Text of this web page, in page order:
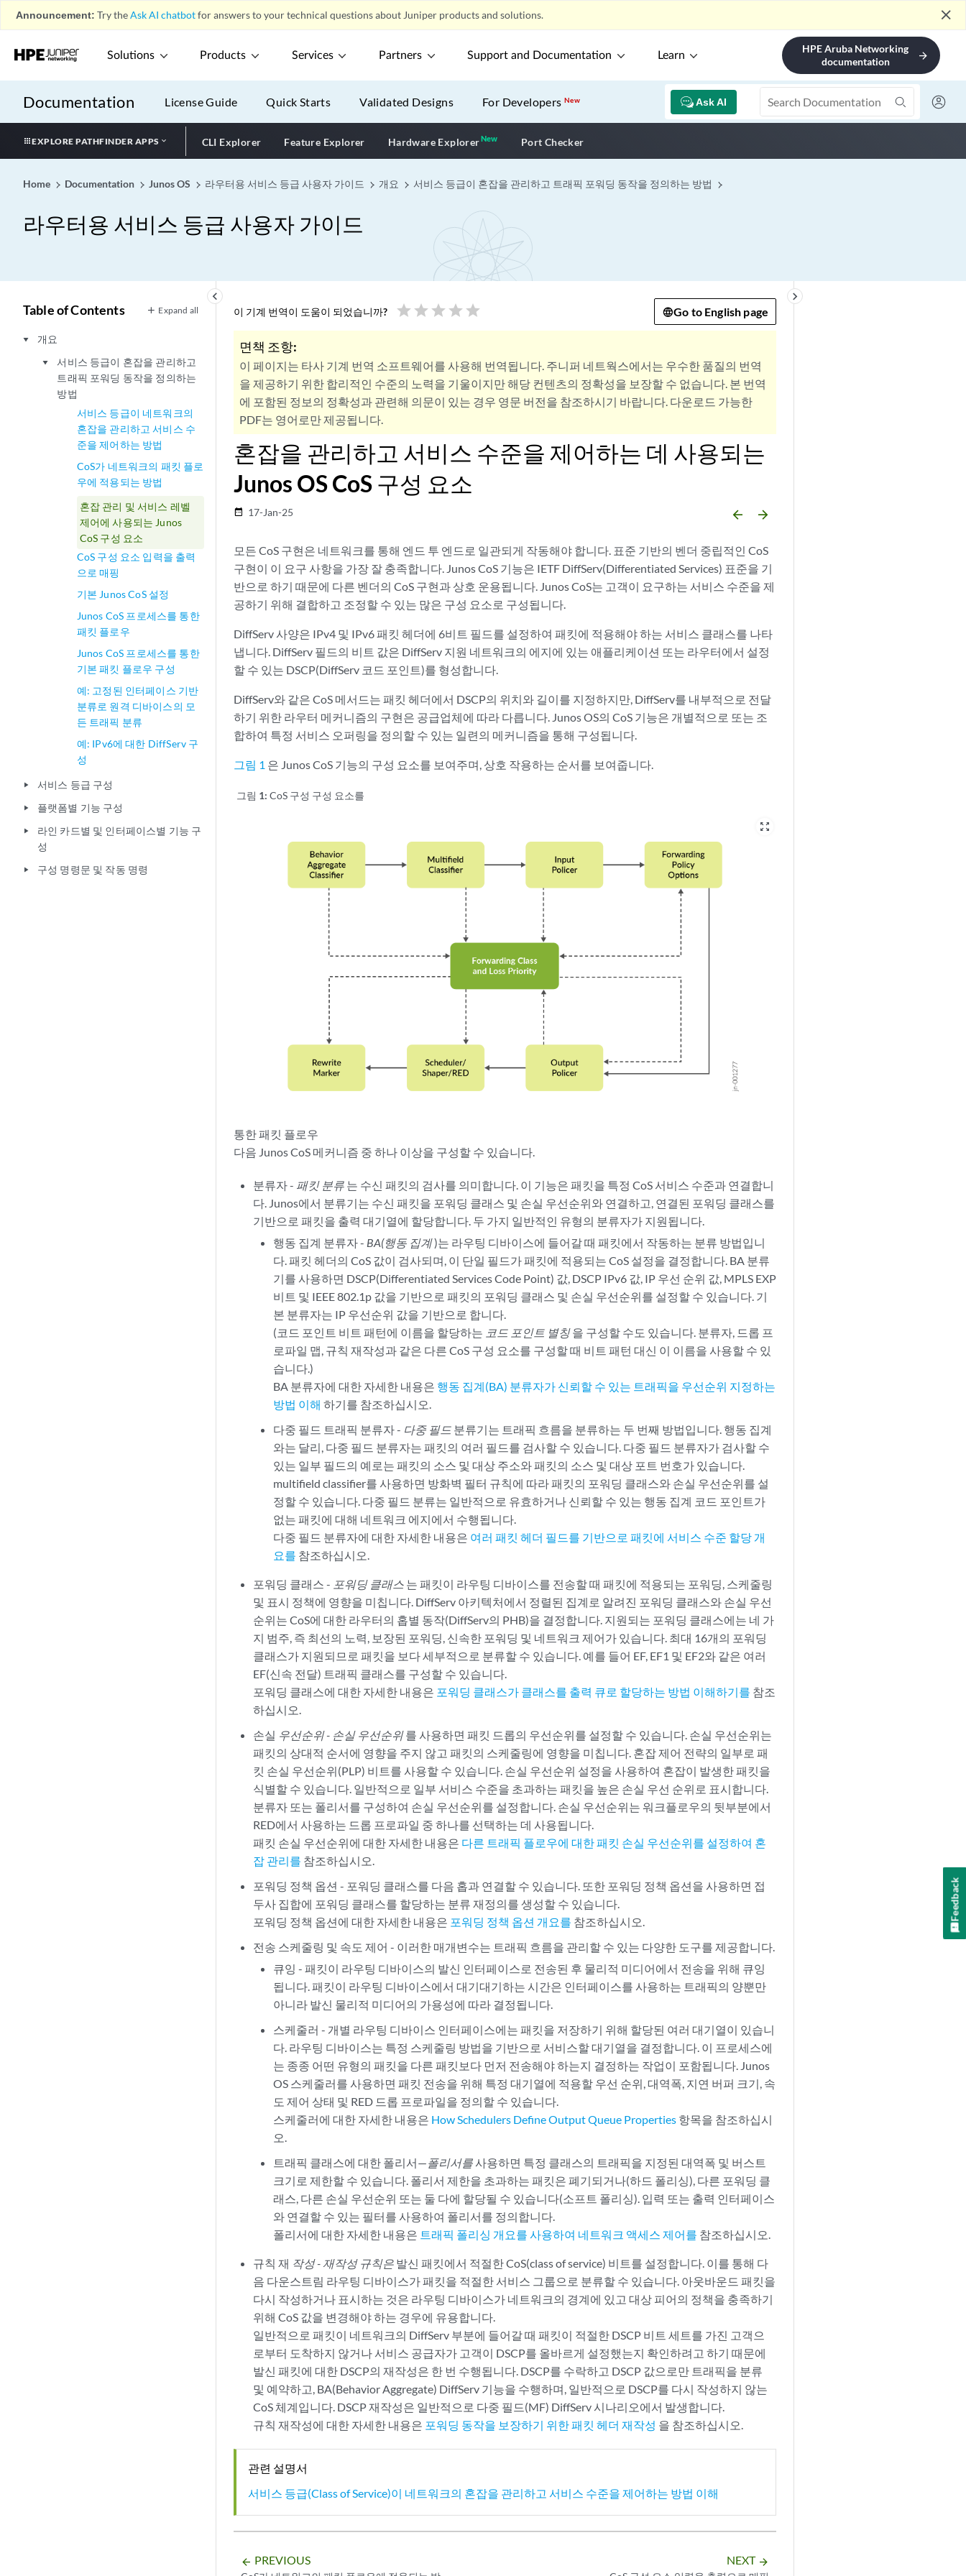
Announcement: Try theAsk AI chatbotfor answers to your technical questions about Juniper products and solutions. close
Solutions Products Services Partners Support and Documentation Learn
HPE Aruba Networking
documentation
arrow_forward
Documentation Ask AI
License Guide Quick Starts Validated Designs For DevelopersNew
EXPLORE PATHFINDER APPS CLI Explorer Feature Explorer Hardware ExplorerNewNew application
Port Checker
Home Documentation Junos OS 라우터용 서비스 등급 사용자 가이드 개요 서비스 등급이 혼잡을 관리하고 트래픽 포워딩 동작을 정의하는 방법
라우터용 서비스 등급 사용자 가이드
keyboard_arrow_left
Table of Contents Expand all
play_arrow 개요
play_arrow
서비스 등급이 혼잡을 관리하고
트래픽 포워딩 동작을 정의하는
방법
서비스 등급이 네트워크의
혼잡을 관리하고 서비스 수
준을 제어하는 방법
CoS가 네트워크의 패킷 플로
우에 적용되는 방법
혼잡 관리 및 서비스 레벨
제어에 사용되는 Junos
CoS 구성 요소
CoS 구성 요소 입력을 출력
으로 매핑
기본 Junos CoS 설정
Junos CoS 프로세스를 통한
패킷 플로우
Junos CoS 프로세스를 통한
기본 패킷 플로우 구성
예: 고정된 인터페이스 기반
분류로 원격 디바이스의 모
든 트래픽 분류
예: IPv6에 대한 DiffServ 구
성
play_arrow 서비스 등급 구성
play_arrow 플랫폼별 기능 구성
play_arrow
라인 카드별 및 인터페이스별 기능 구
성
play_arrow 구성 명령문 및 작동 명령
keyboard_arrow_right
이 기계 번역이 도움이 되었습니까? star star star star star Go to English page
면책 조항:
이 페이지는 타사 기계 번역 소프트웨어를 사용해 번역됩니다. 주니퍼 네트웍스에서는 우수한 품질의 번역
을 제공하기 위한 합리적인 수준의 노력을 기울이지만 해당 컨텐츠의 정확성을 보장할 수 없습니다. 본 번역
에 포함된 정보의 정확성과 관련해 의문이 있는 경우 영문 버전을 참조하시기 바랍니다. 다운로드 가능한
PDF는 영어로만 제공됩니다.
혼잡을 관리하고 서비스 수준을 제어하는 데 사용되는
Junos OS CoS 구성 요소
date_range 17-Jan-25 arrow_backward arrow_forward
모든 CoS 구현은 네트워크를 통해 엔드 투 엔드로 일관되게 작동해야 합니다. 표준 기반의 벤더 중립적인 CoS
구현이 이 요구 사항을 가장 잘 충족합니다. Junos CoS 기능은 IETF DiffServ(Differentiated Services) 표준을 기
반으로 하기 때문에 다른 벤더의 CoS 구현과 상호 운용됩니다. Junos CoS는 고객이 요구하는 서비스 수준을 제
공하기 위해 결합하고 조정할 수 있는 많은 구성 요소로 구성됩니다.
DiffServ 사양은 IPv4 및 IPv6 패킷 헤더에 6비트 필드를 설정하여 패킷에 적용해야 하는 서비스 클래스를 나타
냅니다. DiffServ 필드의 비트 값은 DiffServ 지원 네트워크의 에지에 있는 애플리케이션 또는 라우터에서 설정
할 수 있는 DSCP(DiffServ 코드 포인트)를 형성합니다.
DiffServ와 같은 CoS 메서드는 패킷 헤더에서 DSCP의 위치와 길이를 지정하지만, DiffServ를 내부적으로 전달
하기 위한 라우터 메커니즘의 구현은 공급업체에 따라 다릅니다. Junos OS의 CoS 기능은 개별적으로 또는 조
합하여 특정 서비스 오퍼링을 정의할 수 있는 일련의 메커니즘을 통해 구성됩니다.
그림 1 은 Junos CoS 기능의 구성 요소를 보여주며, 상호 작용하는 순서를 보여줍니다.
그림 1: CoS 구성 구성 요소를
zoom_out_map
통한 패킷 플로우
다음 Junos CoS 메커니즘 중 하나 이상을 구성할 수 있습니다.
분류자 - 패킷 분류 는 수신 패킷의 검사를 의미합니다. 이 기능은 패킷을 특정 CoS 서비스 수준과 연결합니
다. Junos에서 분류기는 수신 패킷을 포워딩 클래스 및 손실 우선순위와 연결하고, 연결된 포워딩 클래스를
기반으로 패킷을 출력 대기열에 할당합니다. 두 가지 일반적인 유형의 분류자가 지원됩니다.
행동 집계 분류자 - BA(행동 집계)는 라우팅 디바이스에 들어갈 때 패킷에서 작동하는 분류 방법입니
다. 패킷 헤더의 CoS 값이 검사되며, 이 단일 필드가 패킷에 적용되는 CoS 설정을 결정합니다. BA 분류
기를 사용하면 DSCP(Differentiated Services Code Point) 값, DSCP IPv6 값, IP 우선 순위 값, MPLS EXP
비트 및 IEEE 802.1p 값을 기반으로 패킷의 포워딩 클래스 및 손실 우선순위를 설정할 수 있습니다. 기
본 분류자는 IP 우선순위 값을 기반으로 합니다.
(코드 포인트 비트 패턴에 이름을 할당하는 코드 포인트 별칭을 구성할 수도 있습니다. 분류자, 드롭 프
로파일 맵, 규칙 재작성과 같은 다른 CoS 구성 요소를 구성할 때 비트 패턴 대신 이 이름을 사용할 수 있
습니다.)
BA 분류자에 대한 자세한 내용은 행동 집계(BA) 분류자가 신뢰할 수 있는 트래픽을 우선순위 지정하는
방법 이해 하기를 참조하십시오.
다중 필드 트래픽 분류자 - 다중 필드분류기는 트래픽 흐름을 분류하는 두 번째 방법입니다. 행동 집계
와는 달리, 다중 필드 분류자는 패킷의 여러 필드를 검사할 수 있습니다. 다중 필드 분류자가 검사할 수
있는 일부 필드의 예로는 패킷의 소스 및 대상 주소와 패킷의 소스 및 대상 포트 번호가 있습니다.
multifield classifier를 사용하면 방화벽 필터 규칙에 따라 패킷의 포워딩 클래스와 손실 우선순위를 설
정할 수 있습니다. 다중 필드 분류는 일반적으로 유효하거나 신뢰할 수 있는 행동 집계 코드 포인트가
없는 패킷에 대해 네트워크 에지에서 수행됩니다.
다중 필드 분류자에 대한 자세한 내용은 여러 패킷 헤더 필드를 기반으로 패킷에 서비스 수준 할당 개
요를 참조하십시오.
포워딩 클래스 - 포워딩 클래스 는 패킷이 라우팅 디바이스를 전송할 때 패킷에 적용되는 포워딩, 스케줄링
및 표시 정책에 영향을 미칩니다. DiffServ 아키텍처에서 정렬된 집계로 알려진 포워딩 클래스와 손실 우선
순위는 CoS에 대한 라우터의 홉별 동작(DiffServ의 PHB)을 결정합니다. 지원되는 포워딩 클래스에는 네 가
지 범주, 즉 최선의 노력, 보장된 포워딩, 신속한 포워딩 및 네트워크 제어가 있습니다. 최대 16개의 포워딩
클래스가 지원되므로 패킷을 보다 세부적으로 분류할 수 있습니다. 예를 들어 EF, EF1 및 EF2와 같은 여러
EF(신속 전달) 트래픽 클래스를 구성할 수 있습니다.
포워딩 클래스에 대한 자세한 내용은 포워딩 클래스가 클래스를 출력 큐로 할당하는 방법 이해하기를 참조
하십시오.
손실 우선순위 - 손실 우선순위를 사용하면 패킷 드롭의 우선순위를 설정할 수 있습니다. 손실 우선순위는
패킷의 상대적 순서에 영향을 주지 않고 패킷의 스케줄링에 영향을 미칩니다. 혼잡 제어 전략의 일부로 패
킷 손실 우선순위(PLP) 비트를 사용할 수 있습니다. 손실 우선순위 설정을 사용하여 혼잡이 발생한 패킷을
식별할 수 있습니다. 일반적으로 일부 서비스 수준을 초과하는 패킷을 높은 손실 우선 순위로 표시합니다.
분류자 또는 폴리서를 구성하여 손실 우선순위를 설정합니다. 손실 우선순위는 워크플로우의 뒷부분에서
RED에서 사용하는 드롭 프로파일 중 하나를 선택하는 데 사용됩니다.
패킷 손실 우선순위에 대한 자세한 내용은 다른 트래픽 플로우에 대한 패킷 손실 우선순위를 설정하여 혼
잡 관리를 참조하십시오.
포워딩 정책 옵션 - 포워딩 클래스를 다음 홉과 연결할 수 있습니다. 또한 포워딩 정책 옵션을 사용하면 접
두사 집합에 포워딩 클래스를 할당하는 분류 재정의를 생성할 수 있습니다.
포워딩 정책 옵션에 대한 자세한 내용은 포워딩 정책 옵션 개요를 참조하십시오.
전송 스케줄링 및 속도 제어 - 이러한 매개변수는 트래픽 흐름을 관리할 수 있는 다양한 도구를 제공합니다.
큐잉 - 패킷이 라우팅 디바이스의 발신 인터페이스로 전송된 후 물리적 미디어에서 전송을 위해 큐잉
됩니다. 패킷이 라우팅 디바이스에서 대기대기하는 시간은 인터페이스를 사용하는 트래픽의 양뿐만
아니라 발신 물리적 미디어의 가용성에 따라 결정됩니다.
스케줄러 - 개별 라우팅 디바이스 인터페이스에는 패킷을 저장하기 위해 할당된 여러 대기열이 있습니
다. 라우팅 디바이스는 특정 스케줄링 방법을 기반으로 서비스할 대기열을 결정합니다. 이 프로세스에
는 종종 어떤 유형의 패킷을 다른 패킷보다 먼저 전송해야 하는지 결정하는 작업이 포함됩니다. Junos
OS 스케줄러를 사용하면 패킷 전송을 위해 특정 대기열에 적용할 우선 순위, 대역폭, 지연 버퍼 크기, 속
도 제어 상태 및 RED 드롭 프로파일을 정의할 수 있습니다.
스케줄러에 대한 자세한 내용은 How Schedulers Define Output Queue Properties항목을 참조하십시
오.
트래픽 클래스에 대한 폴리서—폴리서를사용하면 특정 클래스의 트래픽을 지정된 대역폭 및 버스트
크기로 제한할 수 있습니다. 폴리서 제한을 초과하는 패킷은 폐기되거나(하드 폴리싱), 다른 포워딩 클
래스, 다른 손실 우선순위 또는 둘 다에 할당될 수 있습니다(소프트 폴리싱). 입력 또는 출력 인터페이스
와 연결할 수 있는 필터를 사용하여 폴리서를 정의합니다.
폴리서에 대한 자세한 내용은 트래픽 폴리싱 개요를 사용하여 네트워크 액세스 제어를 참조하십시오.
규칙 재 작성 - 재작성 규칙은 발신 패킷에서 적절한 CoS(class of service) 비트를 설정합니다. 이를 통해 다
음 다운스트림 라우팅 디바이스가 패킷을 적절한 서비스 그룹으로 분류할 수 있습니다. 아웃바운드 패킷을
다시 작성하거나 표시하는 것은 라우팅 디바이스가 네트워크의 경계에 있고 대상 피어의 정책을 충족하기
위해 CoS 값을 변경해야 하는 경우에 유용합니다.
일반적으로 패킷이 네트워크의 DiffServ 부분에 들어갈 때 패킷이 적절한 DSCP 비트 세트를 가진 고객으
로부터 도착하지 않거나 서비스 공급자가 고객이 DSCP를 올바르게 설정했는지 확인하려고 하기 때문에
발신 패킷에 대한 DSCP의 재작성은 한 번 수행됩니다. DSCP를 수락하고 DSCP 값으로만 트래픽을 분류
및 예약하고, BA(Behavior Aggregate) DiffServ 기능을 수행하며, 일반적으로 DSCP를 다시 작성하지 않는
CoS 체계입니다. DSCP 재작성은 일반적으로 다중 필드(MF) DiffServ 시나리오에서 발생합니다.
규칙 재작성에 대한 자세한 내용은 포워딩 동작을 보장하기 위한 패킷 헤더 재작성 을 참조하십시오.
관련 설명서
서비스 등급(Class of Service)이 네트워크의 혼잡을 관리하고 서비스 수준을 제어하는 방법 이해
arrow_backward PREVIOUS NEXT arrow_forward
Feedback